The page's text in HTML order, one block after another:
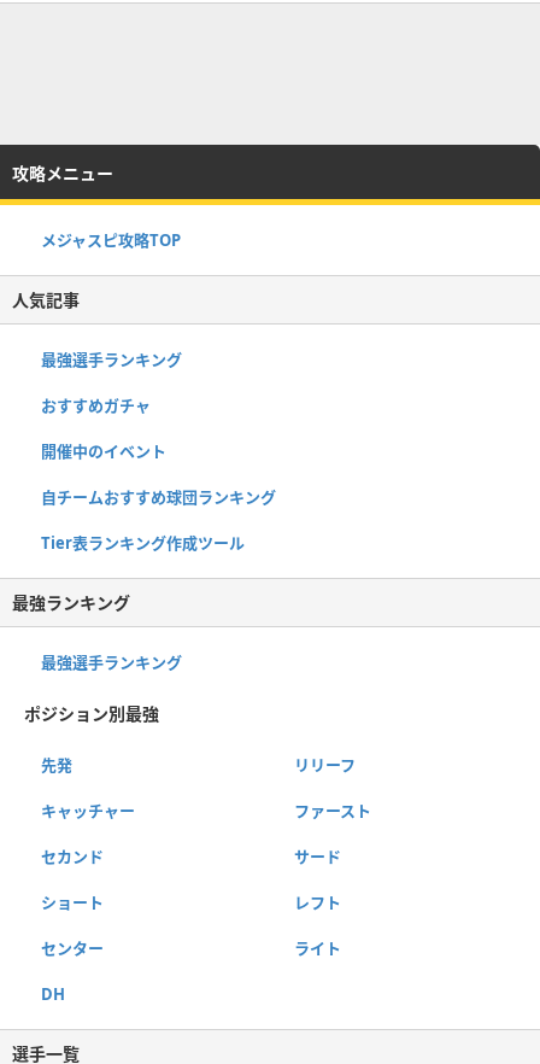
攻略メニュー
メジャスピ攻略TOP
人気記事
最強選手ランキング
おすすめガチャ
開催中のイベント
自チームおすすめ球団ランキング
Tier表ランキング作成ツール
最強ランキング
最強選手ランキング
ポジション別最強
先発 リリーフ
キャッチャー ファースト
セカンド サード
ショート レフト
センター ライト
DH
選手一覧